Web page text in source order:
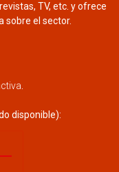
TV, etc. y ofrece
sobre el sector.
disponible):